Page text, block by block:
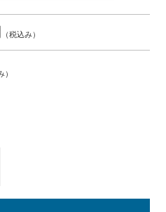
（税込み）
）